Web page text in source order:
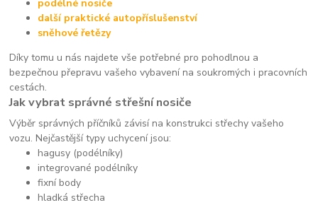
podélné nosiče
další praktické autopříslušenství
sněhové řetězy
Díky tomu u nás najdete vše potřebné pro pohodlnou a
bezpečnou přepravu vašeho vybavení na soukromých i pracovních
cestách.
Jak vybrat správné střešní nosiče
Výběr správných příčníků závisí na konstrukci střechy vašeho
vozu. Nejčastější typy uchycení jsou:
hagusy (podélníky)
integrované podélníky
fixní body
hladká střecha